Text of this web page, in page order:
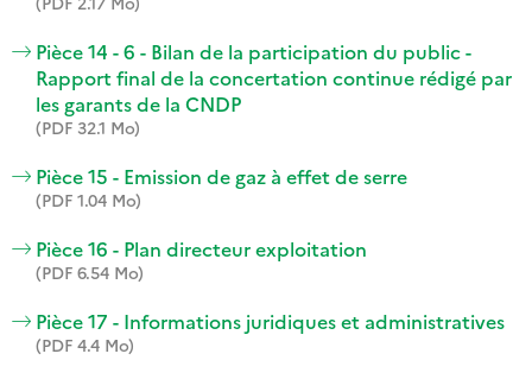
Pièce 14 - 6 - Bilan de la participation du public -
Rapport final de la concertation continue rédigé par
les garants de la CNDP
(PDF 32.1 Mo)
Pièce 15 - Emission de gaz à effet de serre
(PDF 1.04 Mo)
Pièce 16 - Plan directeur exploitation
(PDF 6.54 Mo)
Pièce 17 - Informations juridiques et administratives
(PDF 4.4 Mo)